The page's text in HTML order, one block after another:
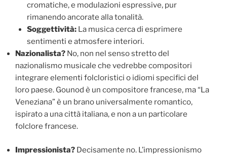
cromatiche, e modulazioni espressive, pur
rimanendo ancorate alla tonalità.
Soggettività:La musica cerca di esprimere
sentimenti e atmosfere interiori.
Nazionalista? No, non nel senso stretto del
nazionalismo musicale che vedrebbe compositori
integrare elementi folcloristici o idiomi specifici del
loro paese. Gounod è un compositore francese, ma “La
Veneziana” è un brano universalmente romantico,
ispirato a una città italiana, e non a un particolare
folclore francese.
Impressionista? Decisamente no. L’impressionismo